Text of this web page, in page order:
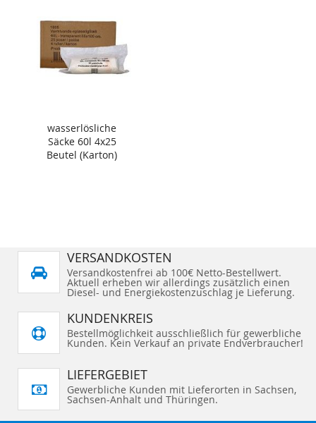
wasserlösliche
Säcke 60l 4x25
Beutel (Karton)
VERSANDKOSTEN
Versandkostenfrei ab 100€ Netto-Bestellwert.
Aktuell erheben wir allerdings zusätzlich einen
Diesel- und Energiekostenzuschlag je Lieferung.
KUNDENKREIS
Bestellmöglichkeit ausschließlich für gewerbliche
Kunden. Kein Verkauf an private Endverbraucher!
LIEFERGEBIET
Gewerbliche Kunden mit Lieferorten in Sachsen,
Sachsen-Anhalt und Thüringen.